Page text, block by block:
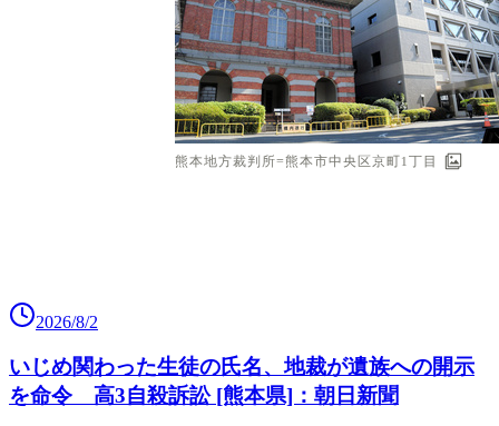
2026/8/2
いじめ関わった生徒の氏名、地裁が遺族への開示
を命令 高3自殺訴訟 [熊本県]：朝日新聞